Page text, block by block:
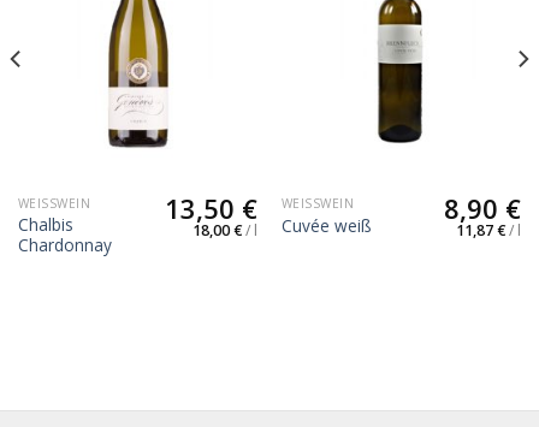
WEISSWEIN
Chalbis
Chardonnay
13,50 €
18,00€/l
WEISSWEIN
Cuvée weiß 8,90 €
11,87€/l